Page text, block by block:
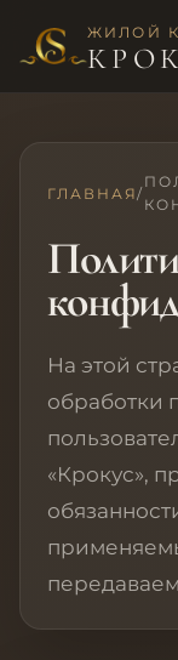
ЖИЛОЙ
ГЛАВНАЯ/
На этой
обработки
«Крокус»,